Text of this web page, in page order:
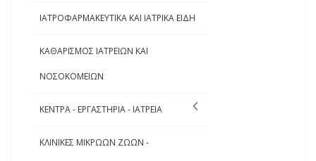
ΙΑΤΡΟΦΑΡΜΑΚΕΥΤΙΚΑ ΚΑΙ ΙΑΤΡΙΚΑ ΕΙΔΗ
ΚΑΘΑΡΙΣΜΟΣ ΙΑΤΡΕΙΩΝ ΚΑΙ
ΝΟΣΟΚΟΜΕΙΩΝ
ΚΕΝΤΡΑ - ΕΡΓΑΣΤΗΡΙΑ - ΙΑΤΡΕΙΑ
ΚΛΙΝΙΚΕΣ ΜΙΚΡΩΩΝ ΖΩΩΝ -